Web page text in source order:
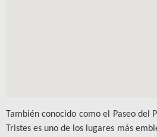
También conocido como el Paseo del
Tristes es uno de los lugares más